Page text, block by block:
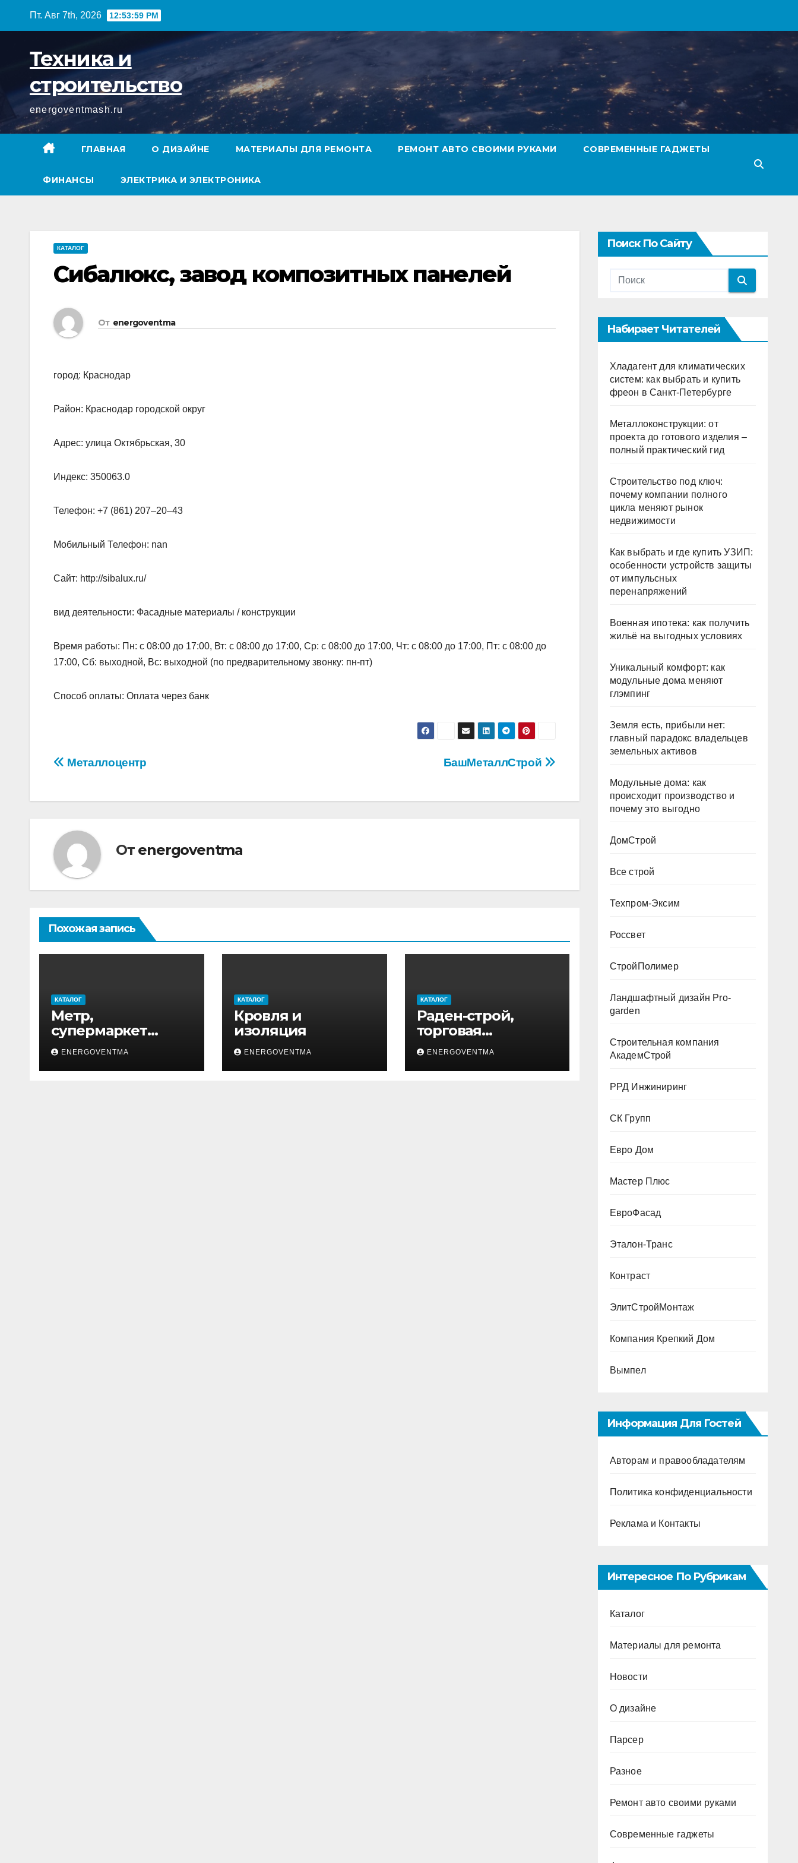
Пт. Авг 7th, 2026 12:54:00 PM
Техника и
строительство
energoventmash.ru
ГЛАВНАЯ О ДИЗАЙНЕ МАТЕРИАЛЫ ДЛЯ РЕМОНТА РЕМОНТ АВТО СВОИМИ РУКАМИ СОВРЕМЕННЫЕ ГАДЖЕТЫ
ФИНАНСЫ ЭЛЕКТРИКА И ЭЛЕКТРОНИКА
КАТАЛОГ
Сибалюкс, завод композитных панелей
От energoventma
город: Краснодар
Район: Краснодар городской округ
Адрес: улица Октябрьская, 30
Индекс: 350063.0
Телефон: +7 (861) 207‒20‒43
Мобильный Телефон: nan
Сайт: http://sibalux.ru/
вид деятельности: Фасадные материалы / конструкции
Время работы: Пн: с 08:00 до 17:00, Вт: с 08:00 до 17:00, Ср: с 08:00 до 17:00, Чт: с 08:00 до 17:00, Пт: с 08:00 до
17:00, Сб: выходной, Вс: выходной (по предварительному звонку: пн-пт)
Способ оплаты: Оплата через банк
Навигация
БашМеталлСтрой
Металлоцентр
От energoventma
Похожая запись
КАТАЛОГ
Метр,
супермаркет
товаров для дома
и ремонта
ENERGOVENTMA
КАТАЛОГ
Кровля и
изоляция
ENERGOVENTMA
КАТАЛОГ
Раден-строй,
торговая
компания
ENERGOVENTMA
Поиск По Сайту
Набирает Читателей
Хладагент для климатических
систем: как выбрать и купить
фреон в Санкт-Петербурге
Металлоконструкции: от
проекта до готового изделия –
полный практический гид
Строительство под ключ:
почему компании полного
цикла меняют рынок
недвижимости
Как выбрать и где купить УЗИП:
особенности устройств защиты
от импульсных
перенапряжений
Военная ипотека: как получить
жильё на выгодных условиях
Уникальный комфорт: как
модульные дома меняют
глэмпинг
Земля есть, прибыли нет:
главный парадокс владельцев
земельных активов
Модульные дома: как
происходит производство и
почему это выгодно
ДомСтрой
Все строй
Техпром-Эксим
Россвет
СтройПолимер
Ландшафтный дизайн Pro-
garden
Строительная компания
АкадемСтрой
РРД Инжиниринг
СК Групп
Евро Дом
Мастер Плюс
ЕвроФасад
Эталон-Транс
Контраст
ЭлитСтройМонтаж
Компания Крепкий Дом
Вымпел
Информация Для Гостей
Авторам и правообладателям
Политика конфиденциальности
Реклама и Контакты
Интересное По Рубрикам
Каталог
Материалы для ремонта
Новости
О дизайне
Парсер
Разное
Ремонт авто своими руками
Современные гаджеты